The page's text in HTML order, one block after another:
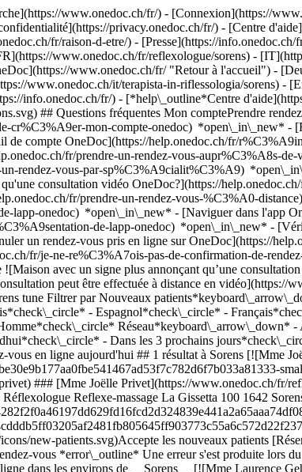
www.onedoc.ch/fr/) - [Connexion](https://
privacy.onedoc.ch/fr/) - [Centre
fr/raison-d-etre/) - [Presse](https://info.onedoc.ch/
www.onedoc.ch/fr/reflexologue/sorens) -
www.onedoc.ch/fr/ "Retour à l'accueil") -
www.onedoc.ch/it/terapista-in-riflessologia/sorens) -
info.onedoc.ch/fr/) - [*help\_outline*Centre
## Questions fréquentes Mon comptePrendre
cr%C3%A9er-mon-compte-onedoc) *open\_in\_new*
de compte OneDoc](https://help.onedoc.ch/fr/
fr/prendre-un-rendez-vous-
rendez-vous-par-sp%C3%A9cialit%C3%A9)
consultation vidéo OneDoc?](https://
fr/prendre-un-rendez-vous-%C3%A0-
lapp-onedoc) *open\_in\_new* - [Naviguer dans l'app
de-lapp-onedoc) *open\_in\_new* - [Vérifier qu'un rendez-vous est confirmé](https://help.onedoc.ch/fr/v%C3%A9rifier-quun-rendez-vous-est-confirm%C3%A9) *open\_in\_new* - [Annuler un rendez-vous pris en ligne sur OneDoc](https://help.onedoc.ch/fr/annuler-un-rendez-vous-pris-en-ligne-sur-onedoc) *open\_in\_new* - [Je ne reçois pas de confirmation de rendez-vous](https://help.onedoc.ch/fr/je-ne-re%C3%A7ois-pas-de-confirmation-de-rendez-vous) *open\_in\_new* [Voir tous nos articles *open\_in\_new*](https://help.onedoc.ch/fr/) close ## Modifier votre recherche ![Maison avec un signe plus annonçant qu’une consultation peut être effectuée sur place](https://www.onedoc.ch/